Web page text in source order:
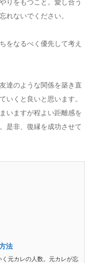
りをもつこと。愛し合う
れないでください。
をなるべく優先して考え
達のような関係を築き直
いくと良いと思います。
いますが程よい距離感を
是非、復縁を成功させて
法
元カレの人数。元カレが忘